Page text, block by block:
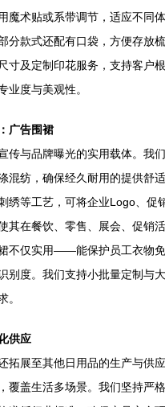
魔术贴或系带调节，适应不同
分款式还配有口袋，方便存放
寸及定制印花服务，支持客户
业度与美观性。
广告围裙
传与品牌曝光的实用载体。我
混纺，确保经久耐用的提供舒
绣等工艺，可将企业Logo、促
其在餐饮、零售、展会、促销
不仅实用——能保护员工衣物
别度。我们支持小批量定制与
。
供应
拓展至其他日用品的生产与供
覆盖生活多场景。我们坚持严